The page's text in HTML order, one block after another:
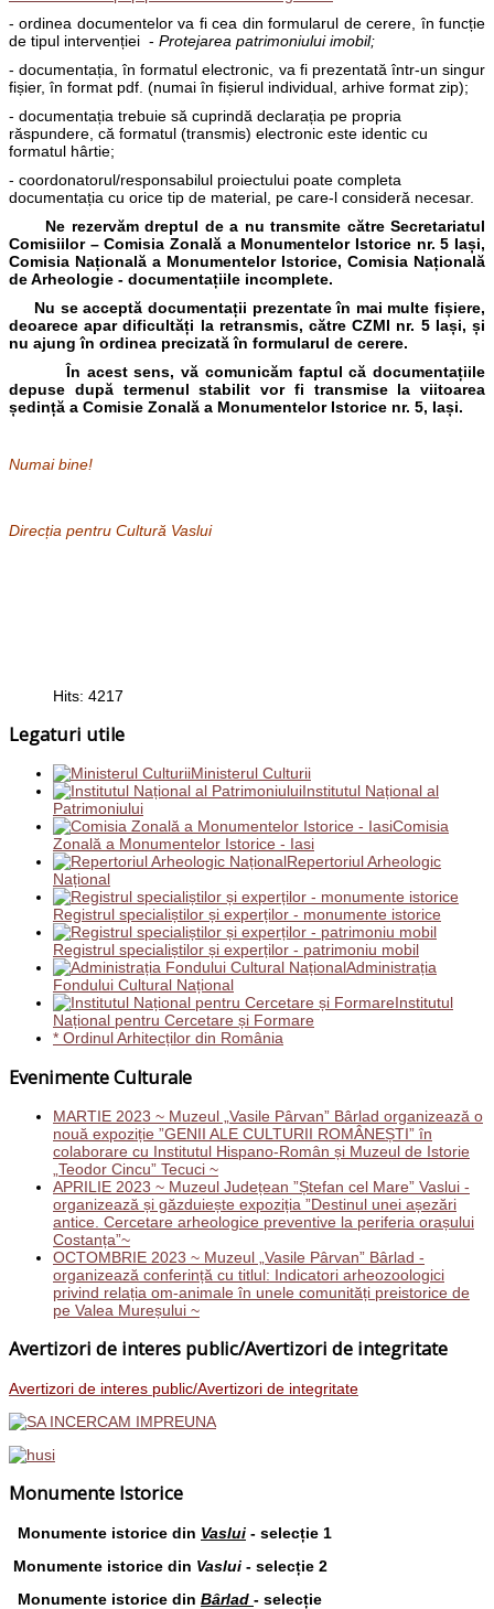
- ordinea documentelor va fi cea din formularul de cerere, în funcție
de tipul intervenției - Protejarea patrimoniului imobil;
- documentația, în formatul electronic, va fi prezentată într-un singur
fișier, în format pdf. (numai în fișierul individual, arhive format zip);
- documentația trebuie să cuprindă declarația pe propria
răspundere, că formatul (transmis) electronic este identic cu
formatul hârtie;
- coordonatorul/responsabilul proiectului poate completa
documentația cu orice tip de material, pe care-l consideră necesar.
Ne rezervăm dreptul de a nu transmite către Secretariatul
Comisiilor – Comisia Zonală a Monumentelor Istorice nr. 5 Iași,
Comisia Națională a Monumentelor Istorice, Comisia Națională
de Arheologie - documentațiile incomplete.
Nu se acceptă documentații prezentate în mai multe fișiere,
deoarece apar dificultăți la retransmis, către CZMI nr. 5 Iași, și
nu ajung în ordinea precizată în formularul de cerere.
În acest sens, vă comunicăm faptul că documentațiile
depuse după termenul stabilit vor fi transmise la viitoarea
ședință a Comisie Zonală a Monumentelor Istorice nr. 5, Iași.
Numai bine!
Direcția pentru Cultură Vaslui
Hits: 4217
Legaturi utile
Ministerul Culturii
Institutul Național al
Patrimoniului
Comisia
Zonală a Monumentelor Istorice - Iasi
Repertoriul Arheologic
Național
Registrul specialiștilor și experților - monumente istorice
Registrul specialiștilor și experților - patrimoniu mobil
Administrația
Fondului Cultural Național
Institutul
Național pentru Cercetare și Formare
* Ordinul Arhitecților din România
Evenimente Culturale
MARTIE 2023 ~ Muzeul „Vasile Pârvan” Bârlad organizează o
nouă expoziție ”GENII ALE CULTURII ROMÂNEȘTI” în
colaborare cu Institutul Hispano-Român și Muzeul de Istorie
„Teodor Cincu” Tecuci ~
APRILIE 2023 ~ Muzeul Județean ”Ștefan cel Mare” Vaslui -
organizează și găzduiește expoziția ”Destinul unei așezări
antice. Cercetare arheologice preventive la periferia orașului
Costanța”~
OCTOMBRIE 2023 ~ Muzeul „Vasile Pârvan” Bârlad -
organizează conferință cu titlul: Indicatori arheozoologici
privind relația om-animale în unele comunități preistorice de
pe Valea Mureșului ~
Avertizori de interes public/Avertizori de integritate
Avertizori de interes public/Avertizori de integritate
Monumente Istorice
Monumente istorice din Vaslui - selecție 1
Monumente istorice din Vaslui - selecție 2
Monumente istorice din Bârlad - selecție